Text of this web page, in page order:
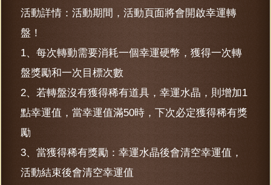
活動詳情：活動期間，活動頁面將會開啟幸運轉
盤！
1、每次轉動需要消耗一個幸運硬幣，獲得一次轉
盤獎勵和一次目標次數
2、若轉盤沒有獲得稀有道具，幸運水晶，則增加1
點幸運值，當幸運值滿50時，下次必定獲得稀有獎
勵
3、當獲得稀有獎勵：幸運水晶後會清空幸運值，
活動結束後會清空幸運值